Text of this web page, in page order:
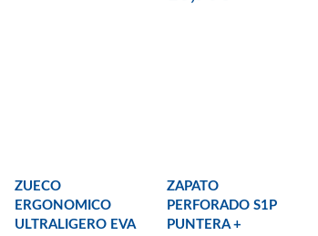
ZUECO
ERGONOMICO
ULTRALIGERO EVA
ZAPATO
PERFORADO S1P
PUNTERA +